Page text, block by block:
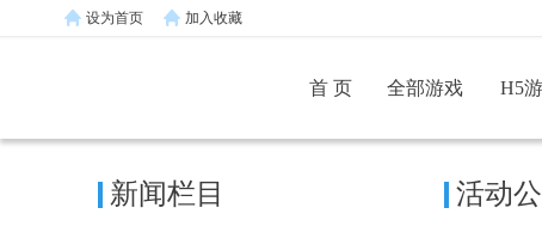
设为首页 加入收藏
首 页 全部游戏 H5
新闻栏目 活动